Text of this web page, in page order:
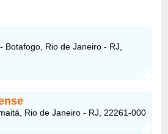
Botafogo, Rio de Janeiro - RJ,
Rio de Janeiro - RJ, 22261-000